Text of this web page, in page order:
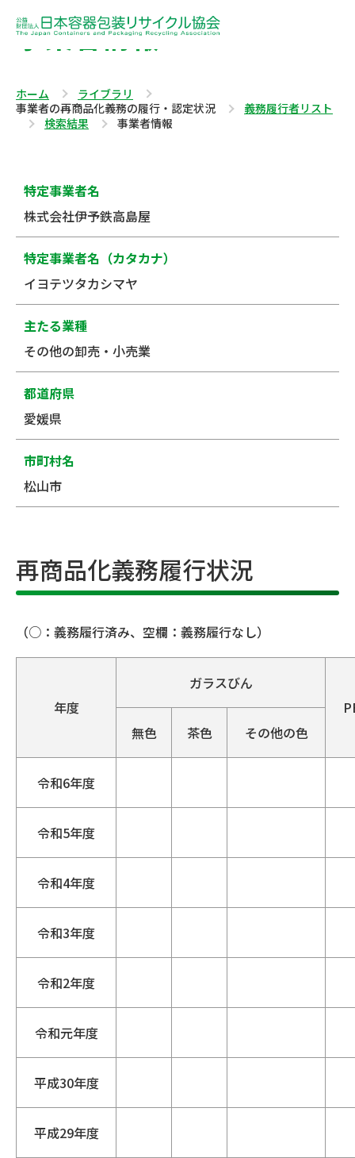
事業者情報
ホーム
ライブラリ
事業者の再商品化義務の履行・認定状況
義務履行者リスト
検索結果
事業者情報
特定事業者名
株式会社伊予鉄高島屋
特定事業者名（カタカナ）
イヨテツタカシマヤ
主たる業種
その他の卸売・小売業
都道府県
愛媛県
市町村名
松山市
再商品化義務履行状況
（○：義務履行済み、空欄：義務履行なし）
年度
ガラスびん
無色
茶色 その他の色
令和6年度
令和5年度
令和4年度
令和3年度
令和2年度
令和元年度
平成30年度
平成29年度